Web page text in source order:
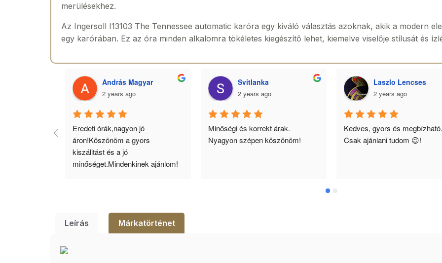
merülésekhez.
Az Ingersoll I13103 The Tennessee automatic karóra egy kiváló választás azoknak, akik a modern
egy karórában. Ez az óra minden alkalomra tökéletes kiegészítő lehet, kiemelve viselője stílusát és
András Magyar
2 years ago
Eredeti órák,nagyon jó
áron!Köszönöm a gyors
kiszálitást és a jó
minőséget.Mindenkinek ajánlom!
Svitlanka
2 years ago
Minőségi és korrekt árak.
Nyagyon szépen köszönöm!
Laszlo Lencses
2 years ago
Kedves, gyors és megbízható.
Csak ajánlani tudom 😉!
Leírás Márkatörténet